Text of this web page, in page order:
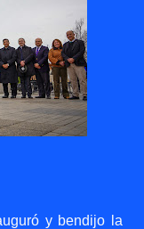
y bendijo la